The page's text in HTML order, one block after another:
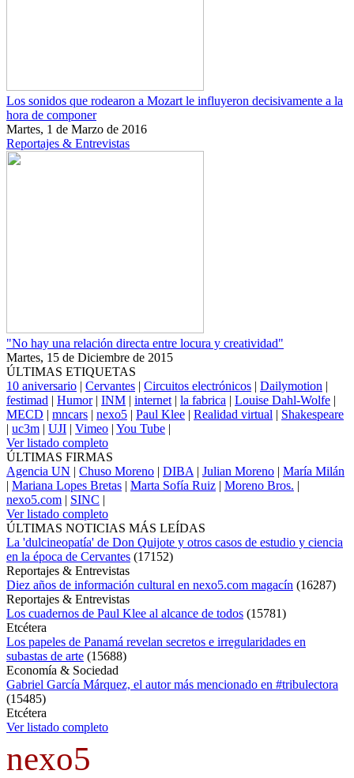
Los sonidos que rodearon a Mozart le influyeron decisivamente a la
hora de componer
Martes, 1 de Marzo de 2016
Reportajes & Entrevistas
"No hay una relación directa entre locura y creatividad"
Martes, 15 de Diciembre de 2015
ÚLTIMAS ETIQUETAS
10 aniversario | Cervantes | Circuitos electrónicos | Dailymotion |
festimad | Humor| INM | internet | la fabrica | Louise Dahl-Wolfe |
MECD | mncars | nexo5 | Paul Klee | Realidad virtual | Shakespeare
| uc3m | UJI | Vimeo | You Tube |
Ver listado completo
ÚLTIMAS FIRMAS
Agencia UN | Chuso Moreno | DIBA | Julian Moreno | María Milán
| Mariana Lopes Bretas | Marta Sofía Ruiz | Moreno Bros. |
nexo5.com | SINC |
Ver listado completo
ÚLTIMAS NOTICIAS MÁS LEÍDAS
La 'dulcineopatía' de Don Quijote y otros casos de estudio y ciencia
en la época de Cervantes (17152)
Reportajes & Entrevistas
Diez años de información cultural en nexo5.com magacín (16287)
Reportajes & Entrevistas
Los cuadernos de Paul Klee al alcance de todos (15781)
Etcétera
Los papeles de Panamá revelan secretos e irregularidades en
subastas de arte (15688)
Economía & Sociedad
Gabriel García Márquez, el autor más mencionado en #tribulectora
(15485)
Etcétera
Ver listado completo
nexo5